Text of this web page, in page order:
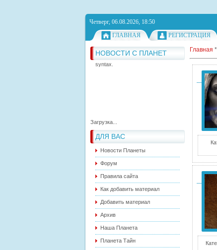
Четверг, 06.08.2026, 18:50
ГЛАВНАЯ
РЕГИСТРАЦИЯ
НОВОСТИ С ПЛАНЕТ
syntax.
Загрузка...
ДЛЯ ВАС
Новости Планеты
Форум
Правила сайта
Как добавить материал
Добавить материал
Архив
Наша Планета
Планета Тайн
Главная *